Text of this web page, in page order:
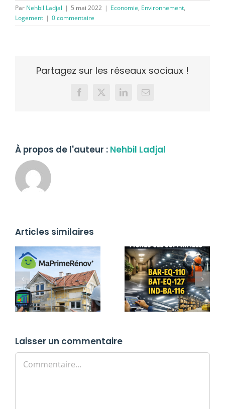
Par Nehbil Ladjal | 5 mai 2022 | Economie, Environnement,
Logement | 0 commentaire
Partagez sur les réseaux sociaux !
Facebook
X LinkedInEmail
À propos de l'auteur : Nehbil Ladjal
Articles similaires
Laisser un commentaire
Commentaire